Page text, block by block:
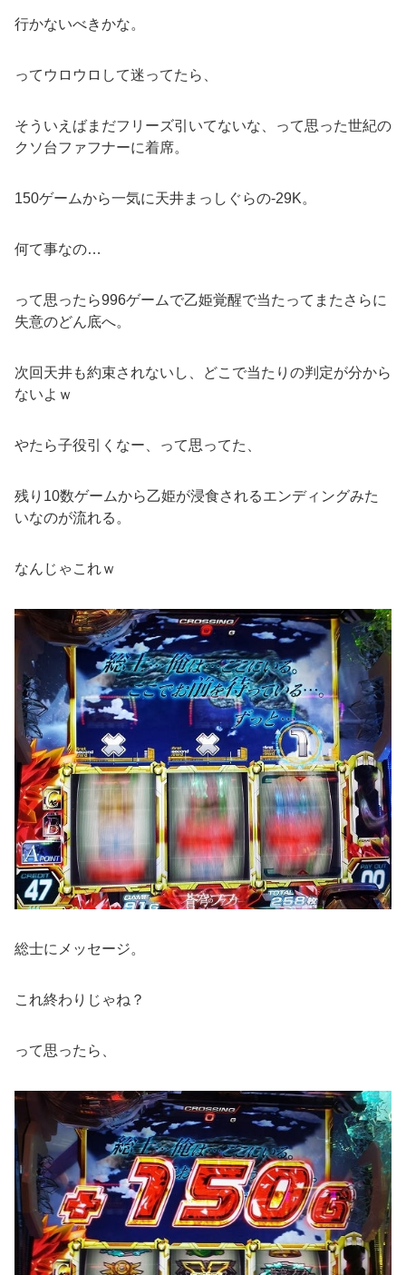
行かないべきかな。
ってウロウロして迷ってたら、
そういえばまだフリーズ引いてないな、って思った世紀の
クソ台ファフナーに着席。
150ゲームから一気に天井まっしぐらの-29K。
何て事なの…
って思ったら996ゲームで乙姫覚醒で当たってまたさらに
失意のどん底へ。
次回天井も約束されないし、どこで当たりの判定が分から
ないよｗ
やたら子役引くなー、って思ってた、
残り10数ゲームから乙姫が浸食されるエンディングみた
いなのが流れる。
なんじゃこれｗ
総士にメッセージ。
これ終わりじゃね？
って思ったら、